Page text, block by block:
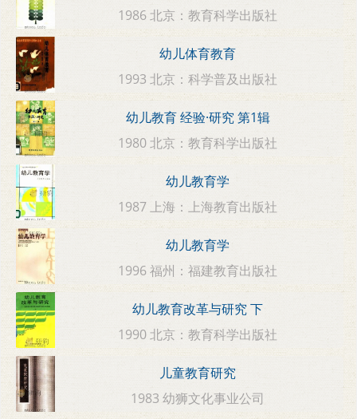
1986 北京：教育科学出版社
幼儿体育教育
1993 北京：科学普及出版社
幼儿教育 经验·研究 第1辑
1980 北京：教育科学出版社
幼儿教育学
1987 上海：上海教育出版社
幼儿教育学
1996 福州：福建教育出版社
幼儿教育改革与研究 下
1990 北京：教育科学出版社
儿童教育研究
1983 幼狮文化事业公司